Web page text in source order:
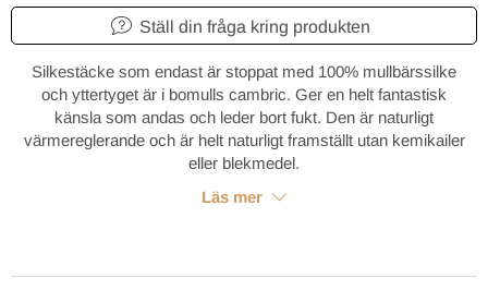
Ställ din fråga kring produkten
Silkestäcke som endast är stoppat med 100% mullbärssilke
och yttertyget är i bomulls cambric. Ger en helt fantastisk
känsla som andas och leder bort fukt. Den är naturligt
värmereglerande och är helt naturligt framställt utan kemikailer
eller blekmedel.
Läs mer